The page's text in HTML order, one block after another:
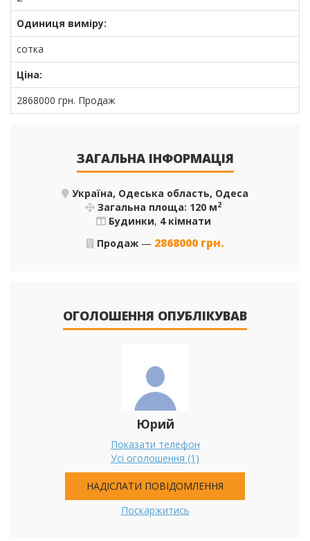
Одиниця виміру:
сотка
Ціна:
2868000 грн. Продаж
ЗАГАЛЬНА ІНФОРМАЦІЯ
Україна, Одеська область, Одеса
Загальна площа: 120 м2
Будинки, 4 кімнати
Продаж — 2868000 грн.
ОГОЛОШЕННЯ ОПУБЛІКУВАВ
Юрий
Показати телефон
Усі оголошення (1)
НАДІСЛАТИ ПОВІДОМЛЕННЯ
Поскаржитись